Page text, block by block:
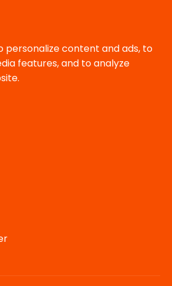
personalize content and ads, to
features, and to analyze